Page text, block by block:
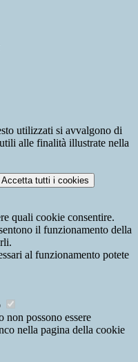
utilizzati si avvalgono di
alle finalità illustrate nella
Accetta tutti i cookies
quali cookie consentire.
il funzionamento della
al funzionamento potete
non possono essere
nella pagina della cookie